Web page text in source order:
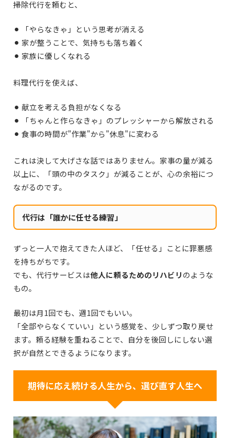
掃除代行を頼むと、
⚫︎ 「やらなきゃ」という思考が消える
⚫︎ 家が整うことで、気持ちも落ち着く
⚫︎ 家族に優しくなれる
料理代行を使えば、
⚫︎ 献立を考える負担がなくなる
⚫︎ 「ちゃんと作らなきゃ」のプレッシャーから解放される
⚫︎ 食事の時間が"作業"から"休息"に変わる
これは決して大げさな話ではありません。家事の量が減る
以上に、「頭の中のタスク」が減ることが、心の余裕につ
ながるのです。
代行は「誰かに任せる練習」
ずっと一人で抱えてきた人ほど、
「任せる」ことに罪悪感
を持ちがちです。
でも、代行サービスは他人に頼るためのリハビリのような
もの。
最初は月1回でも、週1回でもいい。
「全部やらなくていい」という感覚を、少しずつ取り戻せ
ます。頼る経験を重ねることで、自分を後回しにしない選
択が自然とできるようになります。
期待に応え続ける人生から、選び直す人生へ